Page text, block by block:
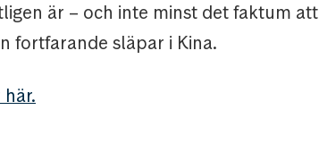
är – och inte minst det faktum att
fortfarande släpar i Kina.